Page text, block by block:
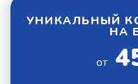
УНИКАЛЬНЫЙ
НА
от